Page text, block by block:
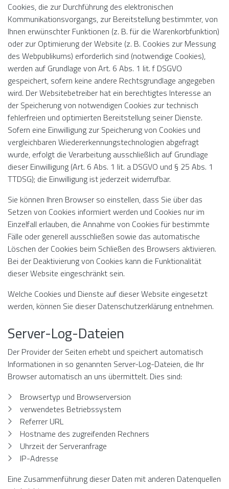
Cookies, die zur Durchführung des elektronischen
Kommunikationsvorgangs, zur Bereitstellung bestimmter, von
Ihnen erwünschter Funktionen (z. B. für die Warenkorbfunktion)
oder zur Optimierung der Website (z. B. Cookies zur Messung
des Webpublikums) erforderlich sind (notwendige Cookies),
werden auf Grundlage von Art. 6 Abs. 1 lit. f DSGVO
gespeichert, sofern keine andere Rechtsgrundlage angegeben
wird. Der Websitebetreiber hat ein berechtigtes Interesse an
der Speicherung von notwendigen Cookies zur technisch
fehlerfreien und optimierten Bereitstellung seiner Dienste.
Sofern eine Einwilligung zur Speicherung von Cookies und
vergleichbaren Wiedererkennungstechnologien abgefragt
wurde, erfolgt die Verarbeitung ausschließlich auf Grundlage
dieser Einwilligung (Art. 6 Abs. 1 lit. a DSGVO und § 25 Abs. 1
TTDSG); die Einwilligung ist jederzeit widerrufbar.
Sie können Ihren Browser so einstellen, dass Sie über das
Setzen von Cookies informiert werden und Cookies nur im
Einzelfall erlauben, die Annahme von Cookies für bestimmte
Fälle oder generell ausschließen sowie das automatische
Löschen der Cookies beim Schließen des Browsers aktivieren.
Bei der Deaktivierung von Cookies kann die Funktionalität
dieser Website eingeschränkt sein.
Welche Cookies und Dienste auf dieser Website eingesetzt
werden, können Sie dieser Datenschutzerklärung entnehmen.
Server-Log-Dateien
Der Provider der Seiten erhebt und speichert automatisch
Informationen in so genannten Server-Log-Dateien, die Ihr
Browser automatisch an uns übermittelt. Dies sind:
Browsertyp und Browserversion
verwendetes Betriebssystem
Referrer URL
Hostname des zugreifenden Rechners
Uhrzeit der Serveranfrage
IP-Adresse
Eine Zusammenführung dieser Daten mit anderen Datenquellen